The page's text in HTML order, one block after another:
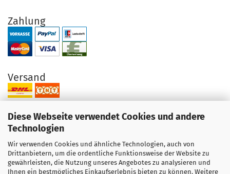
Diese Webseite verwendet Cookies und andere
Technologien
Wir verwenden Cookies und ähnliche Technologien, auch von
Drittanbietern, um die ordentliche Funktionsweise der Website zu
gewährleisten, die Nutzung unseres Angebotes zu analysieren und
Ihnen ein bestmögliches Einkaufserlebnis bieten zu können. Weitere
Zahlung
Versand
Ihre Vorteile bei uns
Original Produkte direkt vom Hersteller